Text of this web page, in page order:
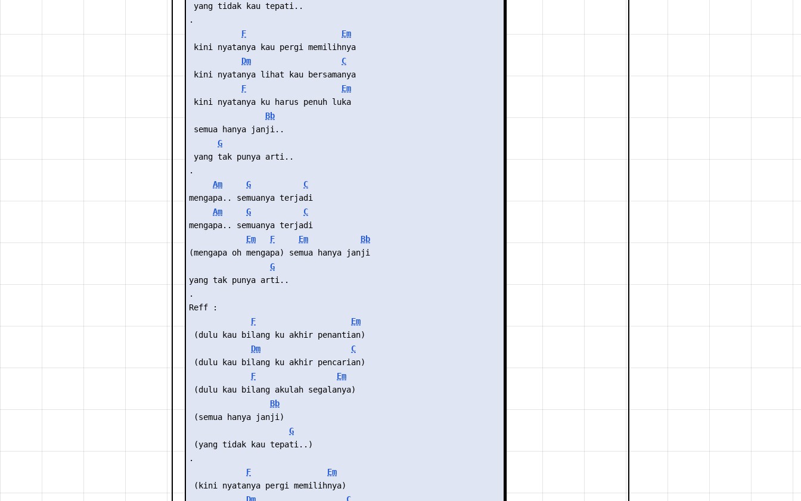
yang tidak kau tepati..
.
F
Em
kini nyatanya kau pergi memilihnya
Dm
C
kini nyatanya lihat kau bersamanya
F
Em
kini nyatanya ku harus penuh luka
Bb
semua hanya janji..
G
yang tak punya arti..
.
Am
G
C
mengapa.. semuanya terjadi
Am
G
C
mengapa.. semuanya terjadi
Em
F Em
Bb
(mengapa oh mengapa) semua hanya janji
G
yang tak punya arti..
.
Reff :
F
Em
(dulu kau bilang ku akhir penantian)
Dm
C
(dulu kau bilang ku akhir pencarian)
F
Em
(dulu kau bilang akulah segalanya)
Bb
(semua hanya janji)
G
(yang tidak kau tepati..)
.
F
Em
(kini nyatanya pergi memilihnya)